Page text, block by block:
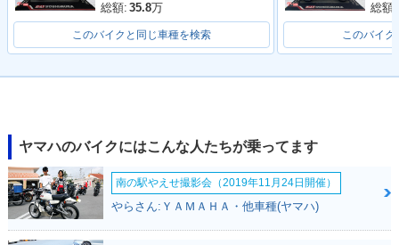
2010年 WR125R・
2009年 WR125R・
総額: 35.8万
このバイクと同じ車種を検索
総額:
このバイク
ヤマハのバイクにはこんな人たちが乗ってます
南の駅やえせ撮影会（2019年11月24日開催）
やらさん:ＹＡＭＡＨＡ・他車種(ヤマハ)